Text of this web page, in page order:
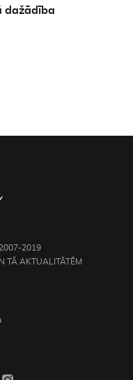
dažādība
2019
TĀ AKTUALITĀTĒM